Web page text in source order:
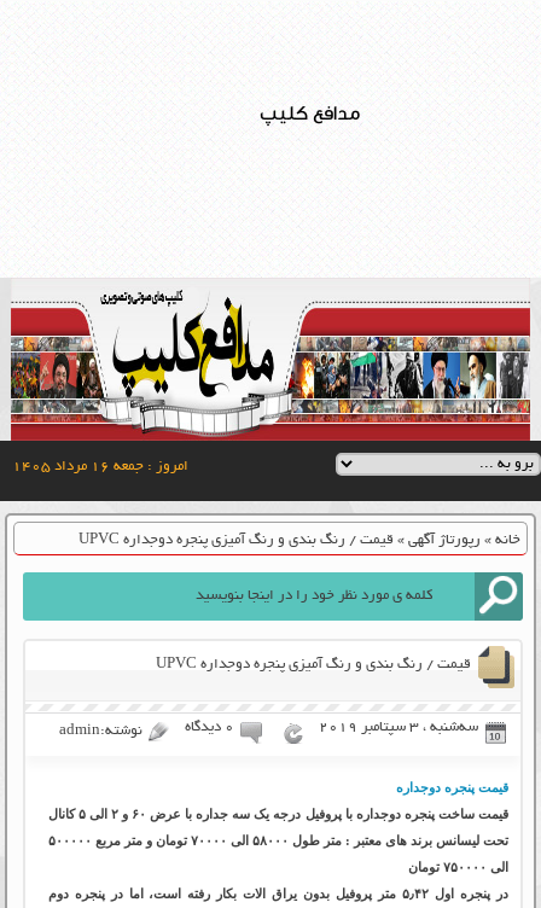
مدافع کلیپ
امروز : جمعه ۱۶ مرداد ۱۴۰۵
خانه» رپورتاژ آگهی» قیمت / رنگ بندی و رنگ آمیزی پنجره دوجداره UPVC
قیمت / رنگ بندی و رنگ آمیزی پنجره دوجداره UPVC
سه‌شنبه ، 3 سپتامبر 2019 ۰ دیدگاه نوشته:admin
قیمت پنجره دوجداره
قیمت ساخت پنجره دوجداره با پروفیل درجه یک سه جداره با عرض ۶۰ و ۲ الی ۵ کانال
تحت لیسانس برند های معتبر : متر طول ۵۸۰۰۰ الی ۷۰۰۰۰ تومان و متر مربع ۵۰۰۰۰۰
الی ۷۵۰۰۰۰ تومان
در پنجره اول ۵٫۴۲ متر پروفیل بدون یراق الات بکار رفته است، اما در پنجره دوم